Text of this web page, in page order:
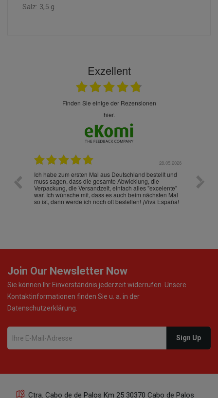
Salz: 3,5 g
Exzellent
finden Sie einige der Rezensionen
hier.
28.05.2026
Ich habe zum ersten Mal aus Deutschland bestellt und
muss sagen, dass die gesamte Abwicklung, die
Verpackung, die Versandzeit, einfach alles "excelente"
war. Ich wünsche mit, dass es auch beim nächsten Mal
so ist, dann werde ich noch oft bestellen! ¡Viva España!
Die
gut
ist
Join Our Newsletter Now
Sie können Ihr Einverständnis jederzeit widerrufen. Unsere
Kontaktinformationen finden Sie u. a. in der
Datenschutzerklärung.
Ctra. Cabo de de Palos Km 25 30370 Cabo de Palos